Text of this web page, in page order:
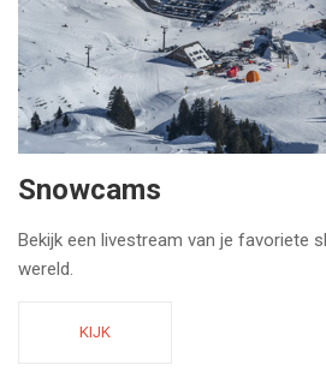
Snowcams
Bekijk een livestream van je favoriete
wereld.
KIJK